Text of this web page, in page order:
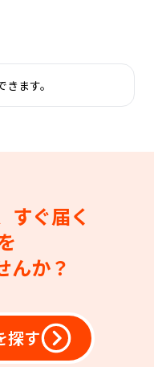
ます。
すぐ届く
んか？
探す